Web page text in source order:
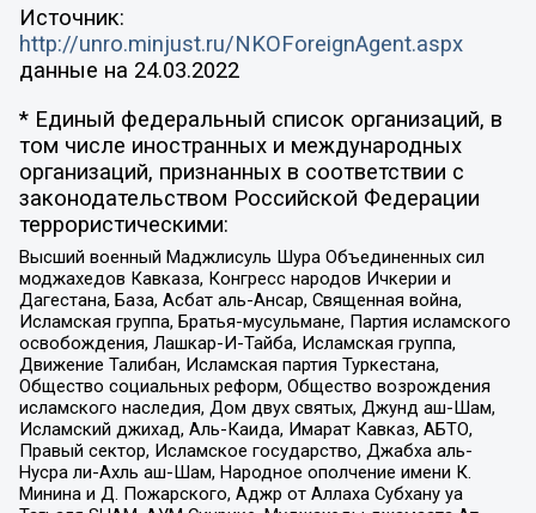
Источник:
http://unro.minjust.ru/NKOForeignAgent.aspx
данные на 24.03.2022
* Единый федеральный список организаций, в
том числе иностранных и международных
организаций, признанных в соответствии с
законодательством Российской Федерации
террористическими:
Высший военный Маджлисуль Шура Объединенных сил
моджахедов Кавказа, Конгресс народов Ичкерии и
Дагестана, База, Асбат аль-Ансар, Священная война,
Исламская группа, Братья-мусульмане, Партия исламского
освобождения, Лашкар-И-Тайба, Исламская группа,
Движение Талибан, Исламская партия Туркестана,
Общество социальных реформ, Общество возрождения
исламского наследия, Дом двух святых, Джунд аш-Шам,
Исламский джихад, Аль-Каида, Имарат Кавказ, АБТО,
Правый сектор, Исламское государство, Джабха аль-
Нусра ли-Ахль аш-Шам, Народное ополчение имени К.
Минина и Д. Пожарского, Аджр от Аллаха Субхану уа